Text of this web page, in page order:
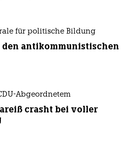
für politische Bildung
den antikommunistischen
Abgeordnetem
crasht bei voller